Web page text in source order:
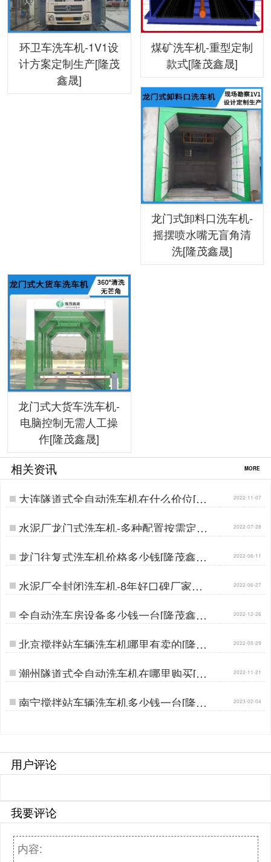
环卫车洗车机-1V1设
计方案定制生产[隆茂
鑫晟]
煤矿洗车机-重型定制
款式[隆茂鑫晟]
龙门式卸料口洗车机-
摇摆喷水嘴无盲角清
洗[隆茂鑫晟]
龙门式大货车洗车机-
电脑控制无需人工操
作[隆茂鑫晟]
相关资讯 MORE
大连隧道式全自动洗车机在什么价位[隆
茂鑫晟]…
2022-11-07
水泥厂龙门式洗车机-多种配置按需定制
[隆茂鑫晟]…
2022-07-28
龙门往复式洗车机价格多少钱[隆茂鑫晟]
…
2022-06-11
水泥厂全封闭洗车机-8年好口碑厂家点
击了解[隆茂鑫晟]…
2022-06-27
全自动洗车房设备多少钱一台[隆茂鑫晟]
…
2022-12-26
北京搅拌站车辆洗车机哪里有卖的[隆茂
鑫晟]…
2022-05-29
潮州隧道式全自动洗车机在哪里购买[隆
茂鑫晟]…
2022-11-21
南宁搅拌站车辆洗车机多少钱一台[隆茂
鑫晟]…
2023-02-04
用户评论
我要评论